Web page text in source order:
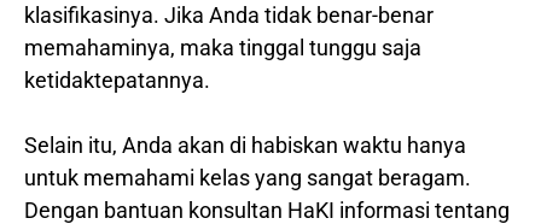
klasifikasinya. Jika Anda tidak benar-benar
memahaminya, maka tinggal tunggu saja
ketidaktepatannya.
Selain itu, Anda akan di habiskan waktu hanya
untuk memahami kelas yang sangat beragam.
Dengan bantuan konsultan HaKI informasi tentang